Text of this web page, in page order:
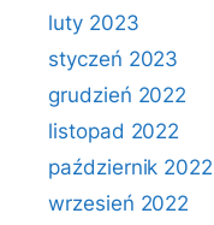
luty 2023
styczeń 2023
grudzień 2022
listopad 2022
październik 2022
wrzesień 2022